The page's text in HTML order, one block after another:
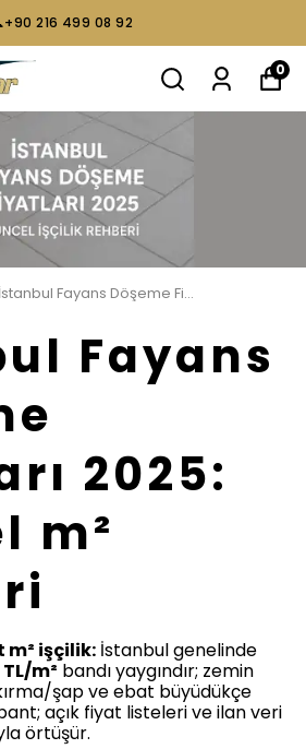
216 499 08 92
0
İstanbul Fayans Döşeme Fiyatları 2025: Güncel m² Rehberi
Fayans
2025:
m²
işçilik: İstanbul genelinde
m² bandı yaygındır; zemin
kırma/şap ve ebat büyüdükçe
açık fiyat listeleri ve ilan veri
örtüşür.